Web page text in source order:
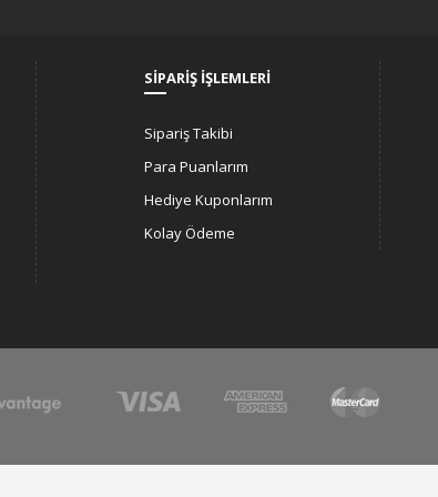
SİPARİŞ İŞLEMLERİ
Sipariş Takibi
Para Puanlarım
Hediye Kuponlarım
Kolay Ödeme